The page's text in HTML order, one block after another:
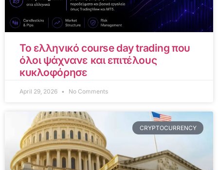
Το ελληνικό course day trading που
όλοι ψάχνανε και επιτέλους
κυκλοφόρησε
April 29, 2026 No Comments
CRYPTOCURRENCY